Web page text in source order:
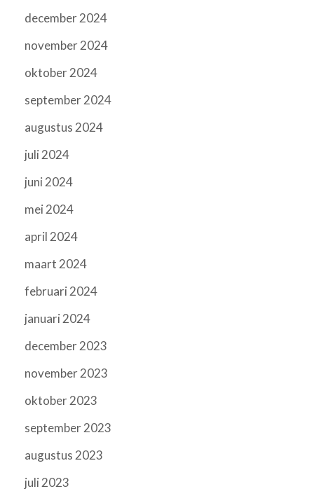
december 2024
november 2024
oktober 2024
september 2024
augustus 2024
juli 2024
juni 2024
mei 2024
april 2024
maart 2024
februari 2024
januari 2024
december 2023
november 2023
oktober 2023
september 2023
augustus 2023
juli 2023